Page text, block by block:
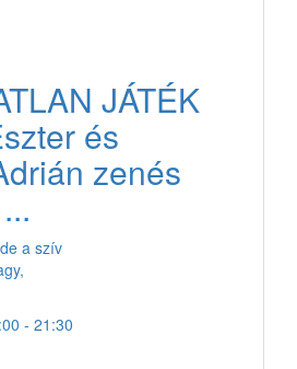
JÁTÉK
és
zenés
a szív
- 21:30